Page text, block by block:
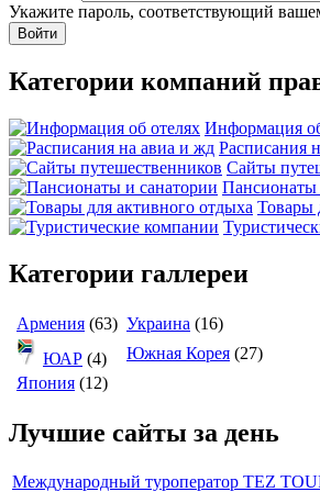
Укажите пароль, соответствующий
Категории компаний
Информация
Расписания
Сайты
Пансионаты
Товары
Категории галлереи
Армения (63) Украина (16)
ЮАР (4) Южная Корея (27)
Япония (12)
Лучшие сайты за день
Международный туроператор TEZ